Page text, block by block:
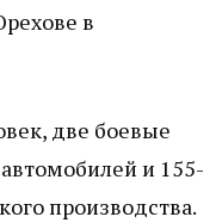
в
две боевые
и 155-
производства.